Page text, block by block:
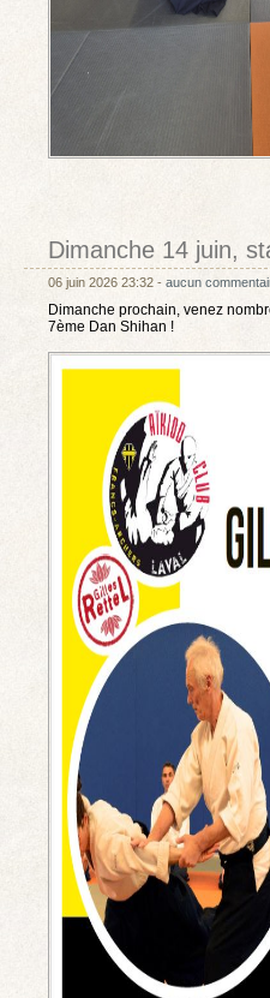
Dimanche 14 juin,
06 juin 2026 23:32 - aucun
Dimanche prochain, venez
7ème Dan Shihan !